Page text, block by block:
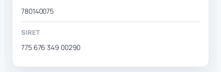
780140075
SIRET
775 676 349 00290